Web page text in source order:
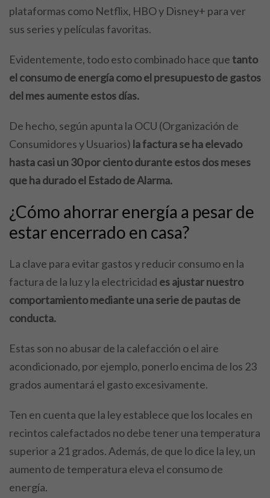
plataformas como Netflix, HBO y Disney+ para ver
sus series y películas favoritas.
Evidentemente, todo esto combinado hace quetanto
el consumo de energía como el presupuesto de gastos
del mes aumente estos días.
De hecho, según apunta la OCU (Organización de
Consumidores y Usuarios) la factura se ha elevado
hasta casi un 30 por ciento durante estos dos meses
que ha durado el Estado de Alarma.
¿Cómo ahorrar energía a pesar de
estar encerrado en casa?
La clave para evitar gastos y reducir consumo en la
factura de la luz y la electricidad es ajustar nuestro
comportamiento mediante una serie de pautas de
conducta.
Estas son no abusar de la calefacción o el aire
acondicionado, por ejemplo, ponerlo encima de los 23
grados aumentará el gasto excesivamente.
Ten en cuenta que la ley establece que los locales en
recintos calefactados no debe tener una temperatura
superior a 21 grados. Además, de que lo dice la ley, un
aumento de temperatura eleva el consumo de
energía.